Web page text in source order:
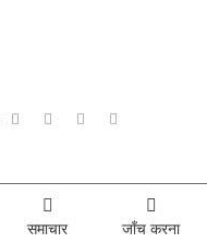
समाचार जाँच करना